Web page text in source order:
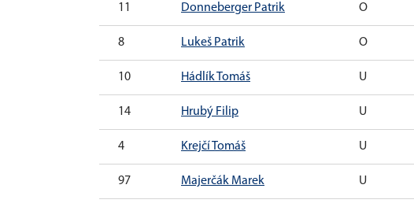
11 Donneberger Patrik O
8 Lukeš Patrik O
10 Hádlík Tomáš U
14 Hrubý Filip U
4 Krejčí Tomáš U
97 Majerčák Marek U